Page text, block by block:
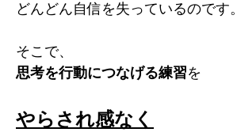
どんどん自信を失っているのです。
そこで、
思考を行動につなげる練習を
やらされ感なく